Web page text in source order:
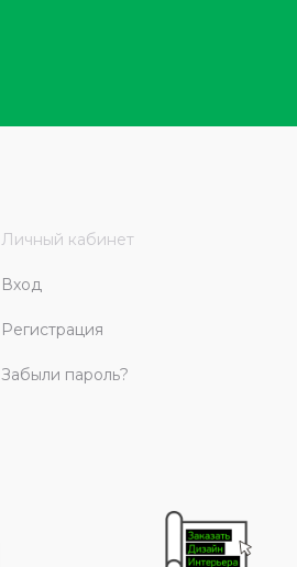
Личный кабинет
Вход
Регистрация
Забыли пароль?